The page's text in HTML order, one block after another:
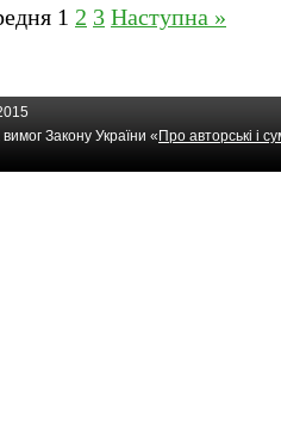
1 2 3 Наступна »
Закону України « Про авторські і